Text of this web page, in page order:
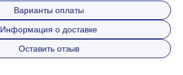
Варианты оплаты
Информация о доставке
Оставить отзыв